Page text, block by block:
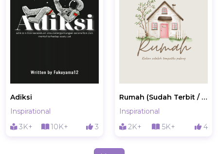
Adiksi
Inspirational
3K+
10K+ 3
Rumah (Sudah Terbit / Open PO)
Inspirational
2K+
5K+ 4